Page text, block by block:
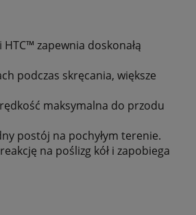
zapewnia doskonałą
podczas skręcania, większe
maksymalna do przodu
postój na pochyłym terenie.
na poślizg kół i zapobiega